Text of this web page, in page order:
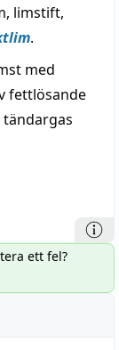
limstift,
.
med
fettlösande
tändargas
ett fel?